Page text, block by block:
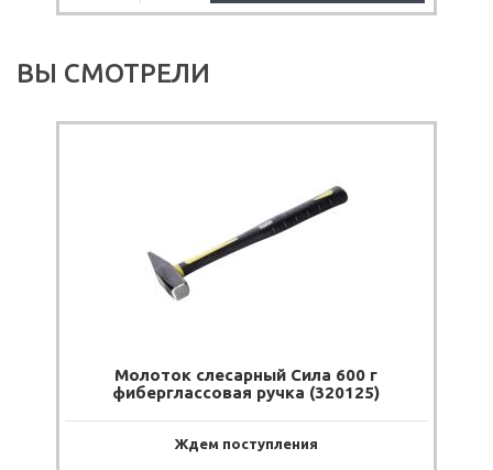
ВЫ СМОТРЕЛИ
Молоток слесарный Сила 600 г
фиберглассовая ручка (320125)
Ждем поступления